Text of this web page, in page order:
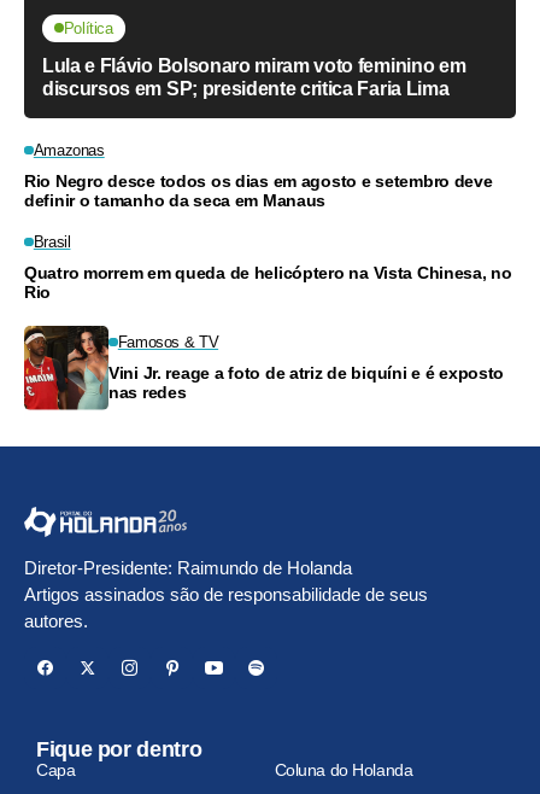
Política
Lula e Flávio Bolsonaro miram voto feminino em
discursos em SP; presidente critica Faria Lima
Amazonas
Rio Negro desce todos os dias em agosto e setembro deve
definir o tamanho da seca em Manaus
Brasil
Quatro morrem em queda de helicóptero na Vista Chinesa, no
Rio
Famosos & TV
Vini Jr. reage a foto de atriz de biquíni e é exposto
nas redes
Diretor-Presidente: Raimundo de Holanda
Artigos assinados são de responsabilidade de seus
autores.
Fique por dentro
Capa
Coluna do Holanda